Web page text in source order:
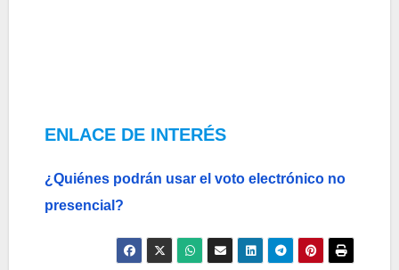
ENLACE DE INTERÉS
¿Quiénes podrán usar el voto electrónico no
presencial?